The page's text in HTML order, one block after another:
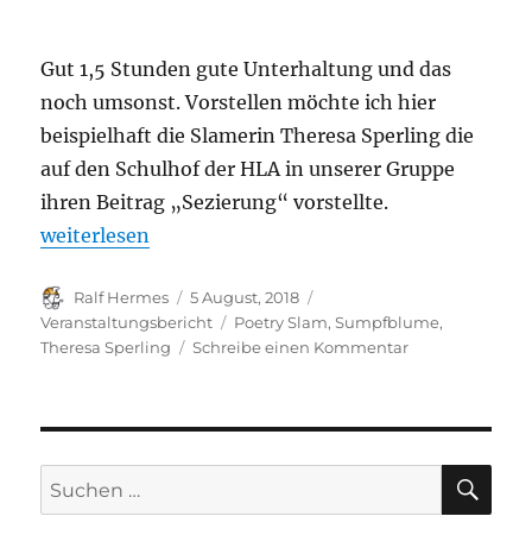
Gut 1,5 Stunden gute Unterhaltung und das
noch umsonst. Vorstellen möchte ich hier
beispielhaft die Slamerin Theresa Sperling die
auf den Schulhof der HLA in unserer Gruppe
ihren Beitrag „Sezierung“ vorstellte.
„Verlaufsbericht: Open Air Sumpfe Slam #2 am
weiterlesen
Autor
Ralf Hermes
Veröffentlicht
am
5 August, 2018
Veranstaltungsbericht
Schlagwörter
Poetry Slam,Sumpfblume,
Theresa Sperling
Schreibe einen Kommentarzu
Slam
am
Suchen
nach: